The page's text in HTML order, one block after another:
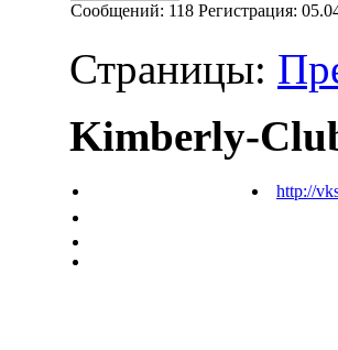
Cообщений: 118 Регистрация:
Страницы:
Kimberly-
http://